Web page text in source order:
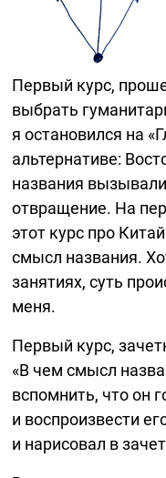
Первый курс,
выбрать
я остановился на
альтернативе:
названия
отвращение. На
этот курс про
смысл названия.
занятиях, суть
меня.
Первый курс,
«В чем смысл
вспомнить, что он
и воспроизвести
и нарисовал в